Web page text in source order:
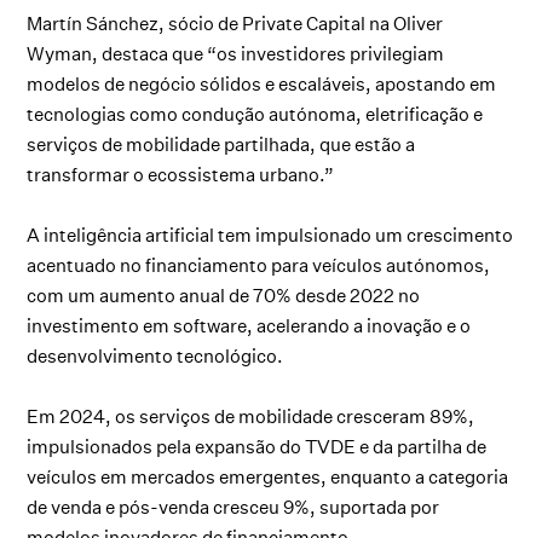
Martín Sánchez, sócio de Private Capital na Oliver
Wyman, destaca que “os investidores privilegiam
modelos de negócio sólidos e escaláveis, apostando em
tecnologias como condução autónoma, eletrificação e
serviços de mobilidade partilhada, que estão a
transformar o ecossistema urbano.”
A inteligência artificial tem impulsionado um crescimento
acentuado no financiamento para veículos autónomos,
com um aumento anual de 70% desde 2022 no
investimento em software, acelerando a inovação e o
desenvolvimento tecnológico.
Em 2024, os serviços de mobilidade cresceram 89%,
impulsionados pela expansão do TVDE e da partilha de
veículos em mercados emergentes, enquanto a categoria
de venda e pós-venda cresceu 9%, suportada por